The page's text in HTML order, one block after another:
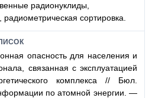
радионуклиды,
сортировка.
опасность для населения и
связанная с эксплуатацией
комплекса // Бюл.
по атомной энергии. —